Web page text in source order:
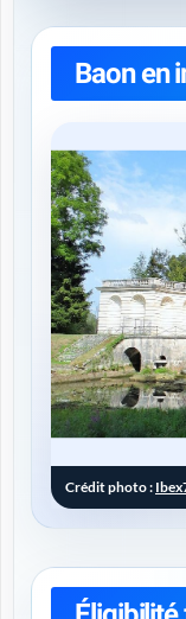
Baon en
Crédit photo :